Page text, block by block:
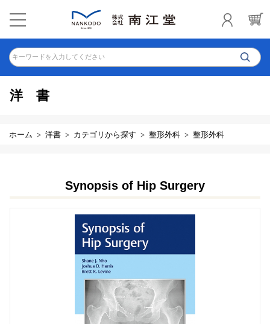
キーワードを入力してください
洋書
ホーム 洋書 カテゴリから探す 整形外科 整形外科
Synopsis of Hip Surgery